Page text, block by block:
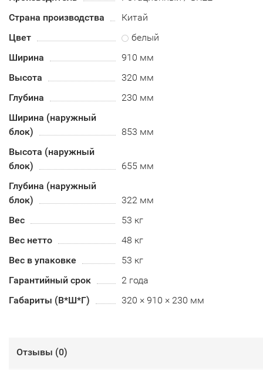
Страна производства
Китай
Цвет
белый
Ширина
910 мм
Высота
320 мм
Глубина
230 мм
Ширина (наружный
блок)
853 мм
Высота (наружный
блок)
655 мм
Глубина (наружный
блок)
322 мм
Вес
53 кг
Вес нетто
48 кг
Вес в упаковке
53 кг
Гарантийный срок
2 года
Габариты (В*Ш*Г)
320 × 910 × 230 мм
Отзывы (0)